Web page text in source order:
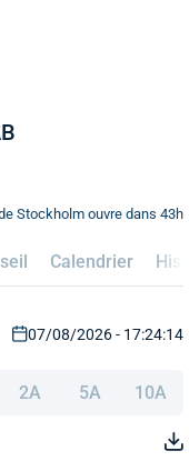
Stockholm ouvre dans 43h
Calendrier
07/08/2026 - 17:24:14
2A 5A 10A